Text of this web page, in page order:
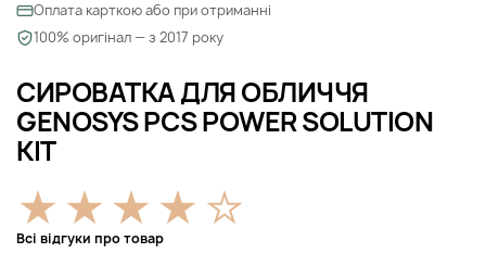
СИРОВАТКА ДЛЯ ОБЛИЧЧЯ
GENOSYS PCS POWER SOLUTION
KIT
Всі відгуки про товар
Оплата карткою або при отриманні
100% оригінал — з 2017 року